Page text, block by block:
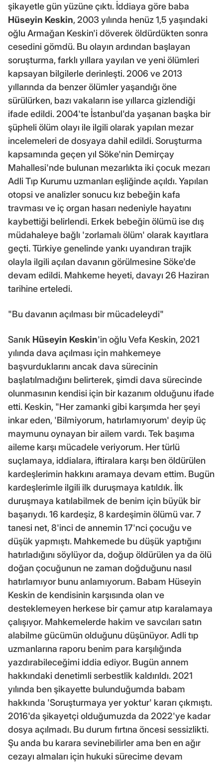
şikayetle gün yüzüne çıktı. İddiaya göre baba
Hüseyin Keskin, 2003 yılında henüz 1,5 yaşındaki
oğlu Armağan Keskin'i döverek öldürdükten sonra
cesedini gömdü. Bu olayın ardından başlayan
soruşturma, farklı yıllara yayılan ve yeni ölümleri
kapsayan bilgilerle derinleşti. 2006 ve 2013
yıllarında da benzer ölümler yaşandığı öne
sürülürken, bazı vakaların ise yıllarca gizlendiği
ifade edildi. 2004'te İstanbul'da yaşanan başka bir
şüpheli ölüm olayı ile ilgili olarak yapılan mezar
incelemeleri de dosyaya dahil edildi. Soruşturma
kapsamında geçen yıl Söke'nin Demirçay
Mahallesi'nde bulunan mezarlıkta iki çocuk mezarı
Adli Tıp Kurumu uzmanları eşliğinde açıldı. Yapılan
otopsi ve analizler sonucu kız bebeğin kafa
travması ve iç organ hasarı nedeniyle hayatını
kaybettiği belirlendi. Erkek bebeğin ölümü ise dış
müdahaleye bağlı 'zorlamalı ölüm' olarak kayıtlara
geçti. Türkiye genelinde yankı uyandıran trajik
olayla ilgili açılan davanın görülmesine Söke'de
devam edildi. Mahkeme heyeti, davayı 26 Haziran
tarihine erteledi.
"Bu davanın açılması bir mücadeleydi"
Sanık Hüseyin Keskin'in oğlu Vefa Keskin, 2021
yılında dava açılması için mahkemeye
başvurduklarını ancak dava sürecinin
başlatılmadığını belirterek, şimdi dava sürecinde
olunmasının kendisi için bir kazanım olduğunu ifade
etti. Keskin, "Her zamanki gibi karşımda her şeyi
inkar eden, 'Bilmiyorum, hatırlamıyorum' deyip üç
maymunu oynayan bir ailem vardı. Tek başıma
aileme karşı mücadele veriyorum. Her türlü
suçlamaya, iddialara, iftiralara karşı ben öldürülen
kardeşlerimin hakkını aramaya devam ettim. Bugün
kardeşlerimle ilgili ilk duruşmaya katıldık. İlk
duruşmaya katılabilmek de benim için büyük bir
başarıydı. 16 kardeşiz, 8 kardeşimin ölümü var. 7
tanesi net, 8'inci de annemin 17'nci çocuğu ve
düşük yapmıştı. Mahkemede bu düşük yaptığını
hatırladığını söylüyor da, doğup öldürülen ya da ölü
doğan çocuğunun ne zaman doğduğunu nasıl
hatırlamıyor bunu anlamıyorum. Babam Hüseyin
Keskin de kendisinin karşısında olan ve
desteklemeyen herkese bir çamur atıp karalamaya
çalışıyor. Mahkemelerde hakim ve savcıları satın
alabilme gücümün olduğunu düşünüyor. Adli tıp
uzmanlarına raporu benim para karşılığında
yazdırabileceğimi iddia ediyor. Bugün annem
hakkındaki denetimli serbestlik kaldırıldı. 2021
yılında ben şikayette bulunduğumda babam
hakkında 'Soruşturmaya yer yoktur' kararı çıkmıştı.
2016'da şikayetçi olduğumuzda da 2022'ye kadar
dosya açılmadı. Bu durum fırtına öncesi sessizlikti.
Şu anda bu karara sevinebilirler ama ben en ağır
cezayı almaları için hukuki sürecime devam